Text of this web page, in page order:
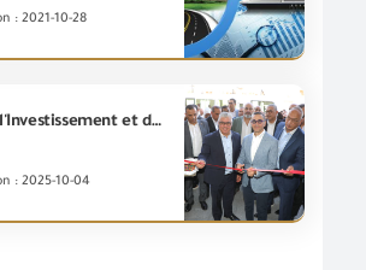
: 2021-10-28
Le Ministre de l'Investissement et du Commerce extérieur, l'ingégnieur Hassan El-Khatib, inaugure la deuxième phase des laboratoires industriels centraux de la (GOEIC)au port d'Ain Sokhna .
: 2025-10-04